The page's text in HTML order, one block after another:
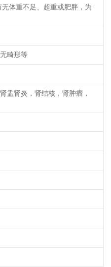
体重不足、超重或肥胖，为
畸形等
盂肾炎，肾结核，肾肿瘤，